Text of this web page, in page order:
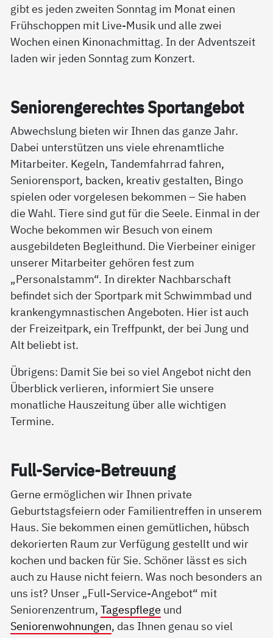
gibt es jeden zweiten Sonntag im Monat einen
Frühschoppen mit Live-Musik und alle zwei
Wochen einen Kinonachmittag. In der Adventszeit
laden wir jeden Sonntag zum Konzert.
Se­nio­ren­ge­rech­tes Sport­an­ge­bot
Abwechslung bieten wir Ihnen das ganze Jahr.
Dabei unterstützen uns viele ehrenamtliche
Mitarbeiter. Kegeln, Tandemfahrrad fahren,
Seniorensport, backen, kreativ gestalten, Bingo
spielen oder vorgelesen bekommen – Sie haben
die Wahl. Tiere sind gut für die Seele. Einmal in der
Woche bekommen wir Besuch von einem
ausgebildeten Begleithund. Die Vierbeiner einiger
unserer Mitarbeiter gehören fest zum
„Personalstamm“. In direkter Nachbarschaft
befindet sich der Sportpark mit Schwimmbad und
krankengymnastischen Angeboten. Hier ist auch
der Freizeitpark, ein Treffpunkt, der bei Jung und
Alt beliebt ist.
Übrigens: Damit Sie bei so viel Angebot nicht den
Überblick verlieren, informiert Sie unsere
monatliche Hauszeitung über alle wichtigen
Termine.
Full-Ser­vice-Be­t­reu­ung
Gerne ermöglichen wir Ihnen private
Geburtstagsfeiern oder Familientreffen in unserem
Haus. Sie bekommen einen gemütlichen, hübsch
dekorierten Raum zur Verfügung gestellt und wir
kochen und backen für Sie. Schöner lässt es sich
auch zu Hause nicht feiern. Was noch besonders an
uns ist? Unser „Full-Service-Angebot“ mit
Seniorenzentrum,Tagespflege und
Seniorenwohnungen, das Ihnen genau so viel